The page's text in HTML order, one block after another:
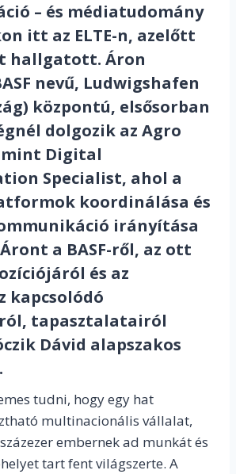
– és médiatudomány
itt az ELTE-n, azelőtt
hallgatott. Áron
nevű, Ludwigshafen
központú, elsősorban
dolgozik az Agro
Digital
Specialist, ahol a
koordinálása és
irányítása
a BASF-ről, az ott
és az
kapcsolódó
tapasztalatairól
Dávid alapszakos
tudni, hogy egy hat
multinacionális vállalat,
embernek ad munkát és
tart fent világszerte. A